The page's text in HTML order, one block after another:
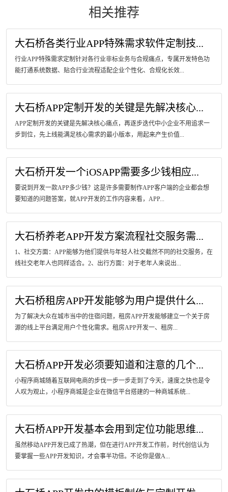
相关推荐
大石桥各类行业APP特殊需求软件定制技...
行业APP特殊需求定制针对各行业非标业务与合规痛点，专属开发特色功
能打通系统数据、贴合行业流程适配企业个性化、合规化长效...
大石桥APP定制开发的关键是先解决核心...
APP定制开发的关键是先解决核心痛点，再逐步迭代中小企业不用追求一
步到位，先上线能满足核心需求的最小版本，用起来产生价值...
大石桥开发一个iOSAPP需要多少钱相应...
要说到开发一款APP多少钱？这是许多需要制作APP客户端的企业都会想
要知道的问题答案，就APP开发的工作内容来看，APP...
大石桥养老APP开发方案流程社交服务需...
1、社交方面：APP能够为他们提供与年轻人社交截然不同的社交服务，在
线社交老年人也同样适合。2、出行方面：对于老年人来说出...
大石桥租房APP开发能够为用户提供什么...
为了解决大众在城市当中的住宿问题，租房APP开发能够建立一个关于房
源的线上平台满足用户个性化需求。租房APP开发一、租房...
大石桥APP开发必须要知道和注意的几个...
小程序商城随着互联网电商的步伐一步一步走到了今天，速度之快也是令
人叹为观止，小程序商城是企业在微信平台搭建的一种商城系统...
大石桥APP开发基本会用到定位功能思维...
虽然移动APP开发已成了热潮，但在进行APP开发工作前，时代创信认为
要掌握一些APP开发知识，才会事半功倍。不论你是做A...